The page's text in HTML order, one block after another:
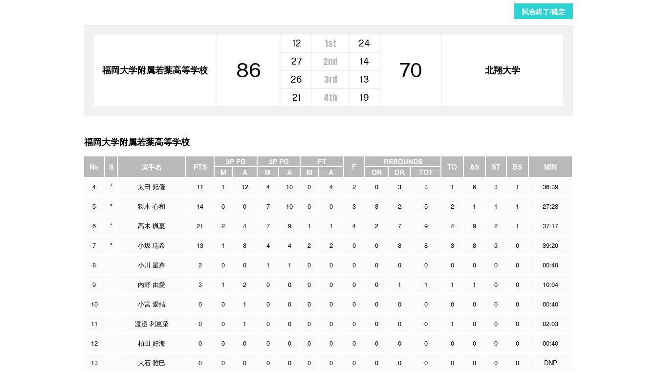
試合終了/確定
福岡大学附属若葉高等学校 86
12 1st 24
70 北翔大学
27 2nd
14
26
3rd
13
21
4th 19
福岡大学附属若葉高等学校
No S 選手名 PTS
3P FG 2P FG FT
F
REBOUNDS
TO AS ST BS MIN
M A M A M A OR DR TOT
4 * 太田 妃優 11 1 12 4 10 0 4 2 0 3 3 1 6 3 1 36:39
5 * 猿木 心和 14 0 0 7 10 0 0 3 3 2 5 2 1 1 1 27:28
6 * 高木 楓夏 21 2 4 7 9 1 1 4 2 7 9 4 9 2 1 37:17
7 * 小坂 瑞希 13 1 8 4 4 2 2 0 0 8 8 3 8 3 0 39:20
8 小川 星奈 2 0 0 1 1 0 0 0 0 0 0 0 0 0 0 00:40
9 内野 由愛 3 1 2 0 0 0 0 0 0 1 1 1 1 0 0 10:04
10 小宮 愛結 0 0 1 0 0 0 0 0 0 0 0 0 0 0 0 00:40
11 渡邉 利恵菜 0 0 1 0 0 0 0 0 0 0 0 1 0 0 0 02:03
12 柏田 好海 0 0 0 0 0 0 0 0 0 0 0 0 0 0 0 00:40
13 大石 雅巳 0 0 0 0 0 0 0 0 0 0 0 0 0 0 0 DNP